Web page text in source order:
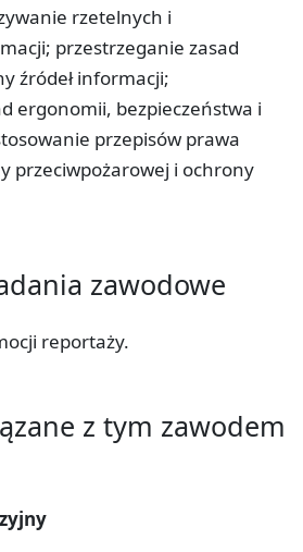
rzetelnych i
przestrzeganie zasad
źródeł informacji;
ergonomii, bezpieczeństwa i
przepisów prawa
przeciwpożarowej i ochrony
zawodowe
reportaży.
z tym zawodem